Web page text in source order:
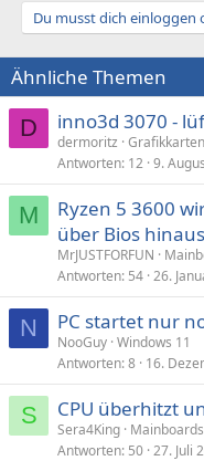
Du musst dich
Ähnliche Themen
D inno3d 3070 -
dermoritz
Antworten 12 9.
M
Ryzen 5 3600
über Bios hinaus
MrJUSTFORFUN
Antworten 54 26.
N PC startet nur
NooGuy Windows 11
Antworten 8 16.
S CPU überhitzt
Sera4King
Antworten 50 27. Juli